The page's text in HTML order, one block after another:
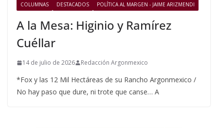
COLUMNAS DESTACADOS POLÍTICA AL MARGEN - JAIME ARIZMENDI
A la Mesa: Higinio y Ramírez
Cuéllar
14 de julio de 2026 Redacción Argonmexico
*Fox y las 12 Mil Hectáreas de su Rancho Argonmexico /
No hay paso que dure, ni trote que canse… A